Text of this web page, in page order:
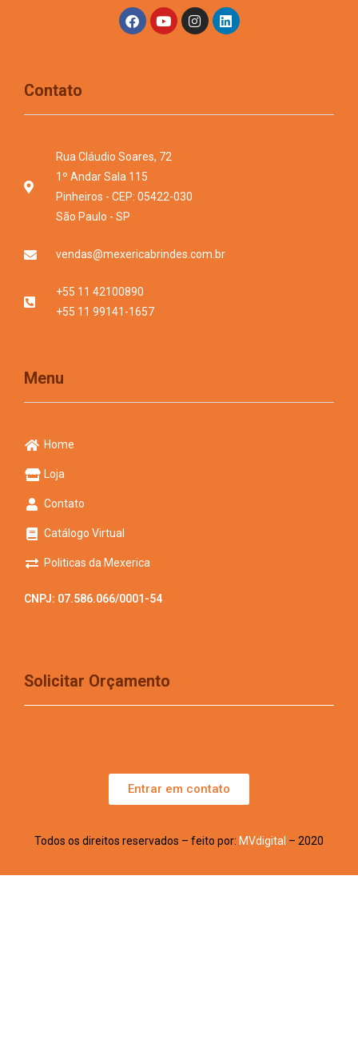
Contato
Rua Cláudio Soares, 72
1º Andar Sala 115
Pinheiros - CEP: 05422-030
São Paulo - SP
vendas@mexericabrindes.com.br
+55 11 42100890
+55 11 99141-1657
Menu
Home
Loja
Contato
Catálogo Virtual
Politicas da Mexerica
CNPJ: 07.586.066/0001-54
Solicitar Orçamento
Entrar em contato
Todos os direitos reservados – feito por: MVdigital – 2020